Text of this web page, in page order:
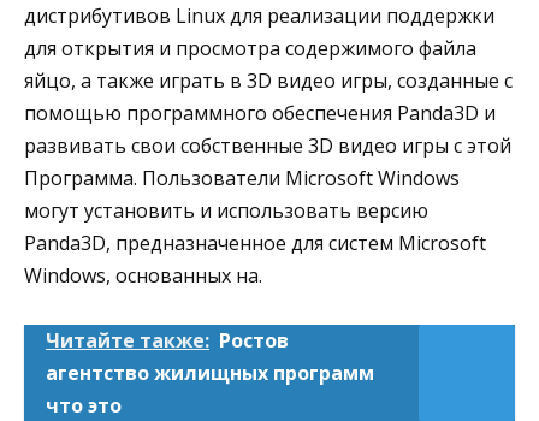
дистрибутивов Linux для реализации поддержки
для открытия и просмотра содержимого файла
яйцо, а также играть в 3D видео игры, созданные с
помощью программного обеспечения Panda3D и
развивать свои собственные 3D видео игры с этой
Программа. Пользователи Microsoft Windows
могут установить и использовать версию
Panda3D, предназначенное для систем Microsoft
Windows, основанных на.
Читайте также: Ростов
агентство жилищных программ
что это